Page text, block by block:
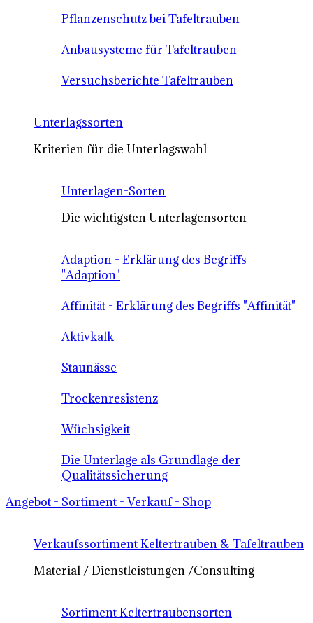
Pflanzenschutz bei Tafeltrauben
Anbausysteme für Tafeltrauben
Versuchsberichte Tafeltrauben
Unterlagssorten
Kriterien für die Unterlagswahl
Unterlagen-Sorten
Die wichtigsten Unterlagensorten
Adaption - Erklärung des Begriffs
"Adaption"
Affinität - Erklärung des Begriffs "Affinität"
Aktivkalk
Staunässe
Trockenresistenz
Wüchsigkeit
Die Unterlage als Grundlage der
Qualitätssicherung
Angebot - Sortiment - Verkauf - Shop
Verkaufssortiment Keltertrauben & Tafeltrauben
Material / Dienstleistungen /Consulting
Sortiment Keltertraubensorten